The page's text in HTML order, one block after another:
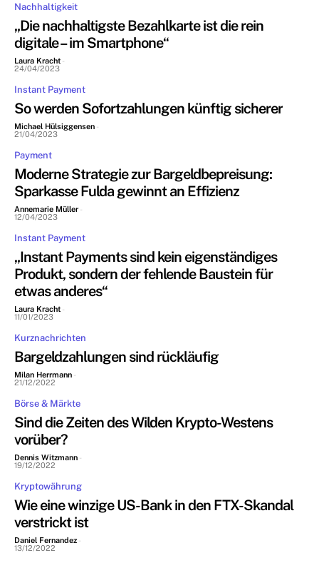
Nachhaltigkeit
„Die nachhaltigste Bezahlkarte ist die rein
digitale – im Smartphone“
Laura Kracht -
24/04/2023
Instant Payment
So werden Sofortzahlungen künftig sicherer
Michael Hülsiggensen -
21/04/2023
Payment
Moderne Strategie zur Bargeldbepreisung:
Sparkasse Fulda gewinnt an Effizienz
Annemarie Müller -
12/04/2023
Instant Payment
„Instant Payments sind kein eigenständiges
Produkt, sondern der fehlende Baustein für
etwas anderes“
Laura Kracht -
11/01/2023
Kurznachrichten
Bargeldzahlungen sind rückläufig
Milan Herrmann -
21/12/2022
Börse & Märkte
Sind die Zeiten des Wilden Krypto-Westens
vorüber?
Dennis Witzmann -
19/12/2022
Kryptowährung
Wie eine winzige US-Bank in den FTX-Skandal
verstrickt ist
Daniel Fernandez -
13/12/2022